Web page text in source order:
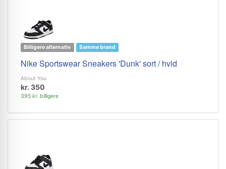
Billigere alternativ Samme brand
Nike Sportswear Sneakers 'Dunk' sort / hvid
About You
kr. 350
395 kr. billigere